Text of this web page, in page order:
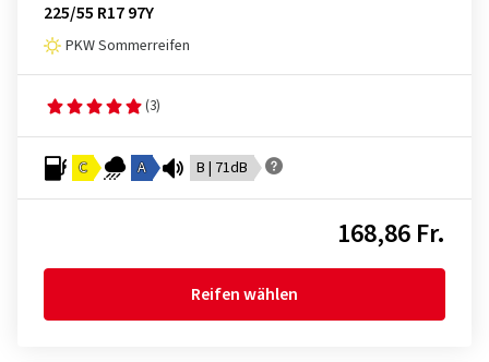
225/55 R17 97Y
PKW Sommerreifen
(3)
C A B | 71dB
168,86 Fr.
Reifen wählen